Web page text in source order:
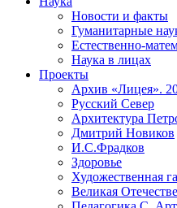
Новости и факты
Гуманитарные
Естественно-
Наука в лицах
Проекты
Архив «Лицея».
Русский Север
Архитектура
Дмитрий Новиков
И.С.Фрадков
Здоровье
Художественная
Великая